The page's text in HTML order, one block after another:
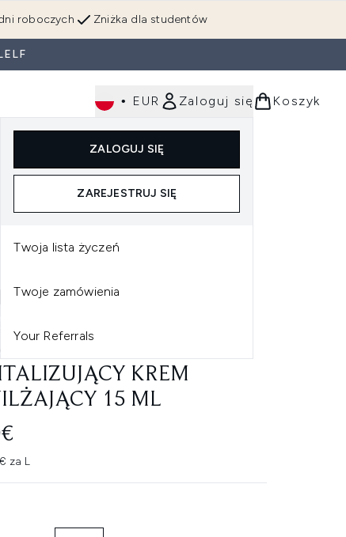
Zniżka dla studentów
roboczych
• EUR Zaloguj się
ZALOGUJ SIĘ
ZAREJESTRUJ SIĘ
Twoja lista życzeń
Twoje zamówienia
Your Referrals
Koszyk
(Makijaż) Wejdź do podmenu (Włosy) Wejdź do podmenu (Narzędzia)
Dla mężczyzn
LAUDER REVITALIZING
YOUTH POWER
MOISTURISER
KREM
15 ML
za L